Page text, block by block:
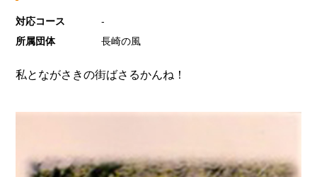
対応コース
-
所属団体
長崎の風
私とながさきの街ばさるかんね！